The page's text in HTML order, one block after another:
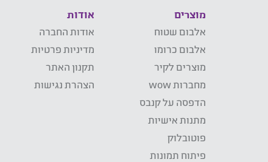
מוצרים
אלבום שטוח
אלבום כרומו
מוצרים לקיר
מחברות wow
הדפסה על קנבס
מתנות אישיות
פוטובלוק
פיתוח תמונות
אודות
אודות החברה
מדיניות פרטיות
תקנון האתר
הצהרת נגישות